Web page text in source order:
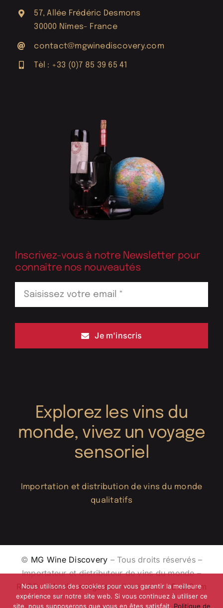
57, Allée Frédéric Desmons
30000 Nîmes- France
contact@mgwinediscovery.com
Tèl : +33 (0)7 85 39 65 41
Inscrivez-vous à notre Newsletter pour
connaître nos nouveautés
Je m'inscris
Explorez les vins du
monde, vivez un voyage
sensoriel
Importation et distribution de vins du monde
qualitatifs
© MG Wine Discovery – Tous droits réservés –
Importateur et distributeur de vins du monde –
RGPD –Mentions légales– Réalisation : EvolCom
Nous utilisons des cookies pour vous garantir la meilleure
expérience sur notre site web. Si vous continuez à utiliser ce
site, nous supposerons que vous en êtes satisfait. Politique de